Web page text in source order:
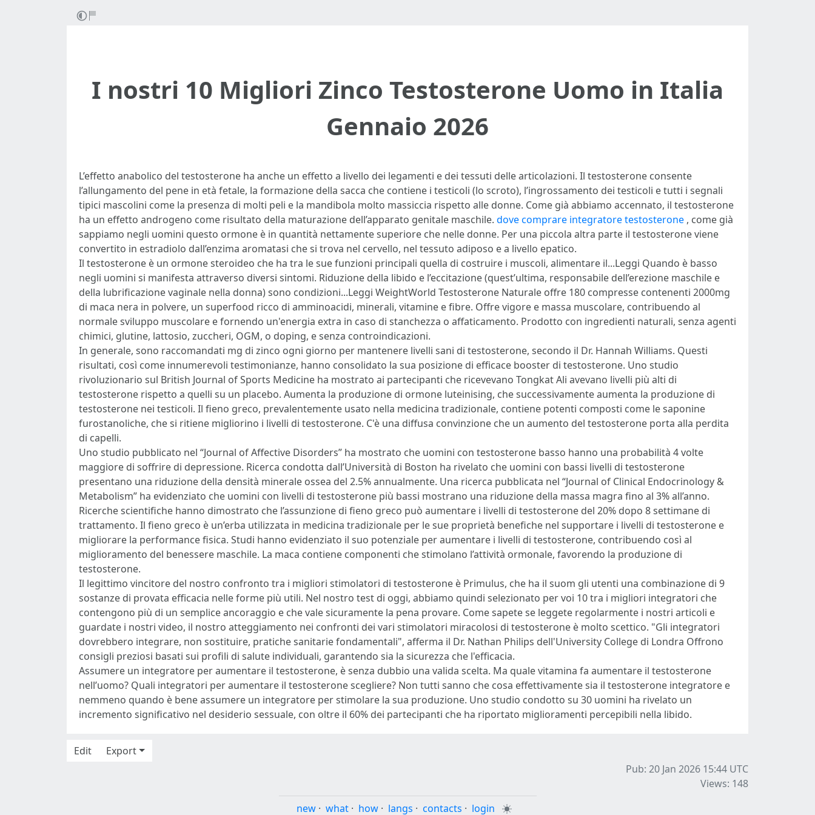
I nostri 10 Migliori Zinco Testosterone Uomo in Italia
Gennaio 2026
L’effetto anabolico del testosterone ha anche un effetto a livello dei legamenti e dei tessuti delle articolazioni. Il testosterone consente
l’allungamento del pene in età fetale, la formazione della sacca che contiene i testicoli (lo scroto), l’ingrossamento dei testicoli e tutti i segnali
tipici mascolini come la presenza di molti peli e la mandibola molto massiccia rispetto alle donne. Come già abbiamo accennato, il testosterone
ha un effetto androgeno come risultato della maturazione dell’apparato genitale maschile. dove comprare integratore testosterone , come già
sappiamo negli uomini questo ormone è in quantità nettamente superiore che nelle donne. Per una piccola altra parte il testosterone viene
convertito in estradiolo dall’enzima aromatasi che si trova nel cervello, nel tessuto adiposo e a livello epatico.
Il testosterone è un ormone steroideo che ha tra le sue funzioni principali quella di costruire i muscoli, alimentare il...Leggi Quando è basso
negli uomini si manifesta attraverso diversi sintomi. Riduzione della libido e l’eccitazione (quest’ultima, responsabile dell’erezione maschile e
della lubrificazione vaginale nella donna) sono condizioni...Leggi WeightWorld Testosterone Naturale offre 180 compresse contenenti 2000mg
di maca nera in polvere, un superfood ricco di amminoacidi, minerali, vitamine e fibre. Offre vigore e massa muscolare, contribuendo al
normale sviluppo muscolare e fornendo un'energia extra in caso di stanchezza o affaticamento. Prodotto con ingredienti naturali, senza agenti
chimici, glutine, lattosio, zuccheri, OGM, o doping, e senza controindicazioni.
In generale, sono raccomandati mg di zinco ogni giorno per mantenere livelli sani di testosterone, secondo il Dr. Hannah Williams. Questi
risultati, così come innumerevoli testimonianze, hanno consolidato la sua posizione di efficace booster di testosterone. Uno studio
rivoluzionario sul British Journal of Sports Medicine ha mostrato ai partecipanti che ricevevano Tongkat Ali avevano livelli più alti di
testosterone rispetto a quelli su un placebo. Aumenta la produzione di ormone luteinising, che successivamente aumenta la produzione di
testosterone nei testicoli. Il fieno greco, prevalentemente usato nella medicina tradizionale, contiene potenti composti come le saponine
furostanoliche, che si ritiene migliorino i livelli di testosterone. C'è una diffusa convinzione che un aumento del testosterone porta alla perdita
di capelli.
Uno studio pubblicato nel “Journal of Affective Disorders” ha mostrato che uomini con testosterone basso hanno una probabilità 4 volte
maggiore di soffrire di depressione. Ricerca condotta dall’Università di Boston ha rivelato che uomini con bassi livelli di testosterone
presentano una riduzione della densità minerale ossea del 2.5% annualmente. Una ricerca pubblicata nel “Journal of Clinical Endocrinology &
Metabolism” ha evidenziato che uomini con livelli di testosterone più bassi mostrano una riduzione della massa magra fino al 3% all’anno.
Ricerche scientifiche hanno dimostrato che l’assunzione di fieno greco può aumentare i livelli di testosterone del 20% dopo 8 settimane di
trattamento. Il fieno greco è un’erba utilizzata in medicina tradizionale per le sue proprietà benefiche nel supportare i livelli di testosterone e
migliorare la performance fisica. Studi hanno evidenziato il suo potenziale per aumentare i livelli di testosterone, contribuendo così al
miglioramento del benessere maschile. La maca contiene componenti che stimolano l’attività ormonale, favorendo la produzione di
testosterone.
Il legittimo vincitore del nostro confronto tra i migliori stimolatori di testosterone è Primulus, che ha il suom gli utenti una combinazione di 9
sostanze di provata efficacia nelle forme più utili. Nel nostro test di oggi, abbiamo quindi selezionato per voi 10 tra i migliori integratori che
contengono più di un semplice ancoraggio e che vale sicuramente la pena provare. Come sapete se leggete regolarmente i nostri articoli e
guardate i nostri video, il nostro atteggiamento nei confronti dei vari stimolatori miracolosi di testosterone è molto scettico. "Gli integratori
dovrebbero integrare, non sostituire, pratiche sanitarie fondamentali", afferma il Dr. Nathan Philips dell'University College di Londra Offrono
consigli preziosi basati sui profili di salute individuali, garantendo sia la sicurezza che l'efficacia.
Assumere un integratore per aumentare il testosterone, è senza dubbio una valida scelta. Ma quale vitamina fa aumentare il testosterone
nell’uomo? Quali integratori per aumentare il testosterone scegliere? Non tutti sanno che cosa effettivamente sia il testosterone integratore e
nemmeno quando è bene assumere un integratore per stimolare la sua produzione. Uno studio condotto su 30 uomini ha rivelato un
incremento significativo nel desiderio sessuale, con oltre il 60% dei partecipanti che ha riportato miglioramenti percepibili nella libido.
Edit
Export
Pub: 20 Jan 2026 15:44 UTC
Views: 148
new · what · how · langs · contacts · login